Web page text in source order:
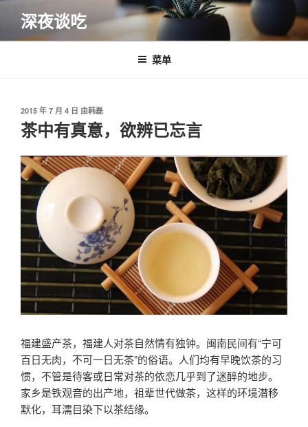
内
深夜谈吃
菜单
发
布
于
2015 年 7 月 4 日 由韩磊
茶中有真意，欲辨已忘言
福建盛产茶，福建人对茶自然情有独钟。闽南民间有“宁可
百日无肉，不可一日无茶”的俗语。人们均有早晚饮茶的习
惯，不管是待客或日常对茶的依恋几乎到了迷醉的地步。
家乡是铁观音的出产地，祖辈世代做茶，这样的环境潜移
默化，耳濡目染下以茶结缘。